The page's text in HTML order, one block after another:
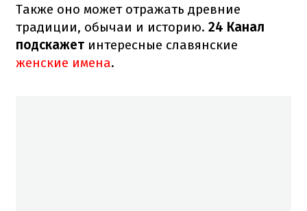
Также оно может отражать древние
традиции, обычаи и историю. 24 Канал
подскажет интересные славянские
женские имена.